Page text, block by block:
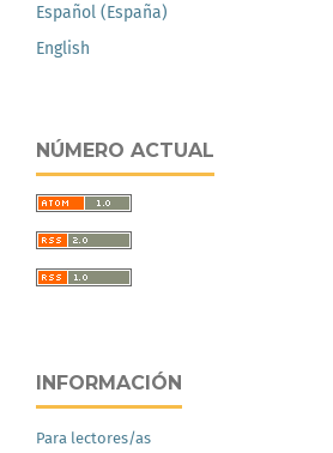
Español (España)
English
NÚMERO ACTUAL
INFORMACIÓN
Para lectores/as